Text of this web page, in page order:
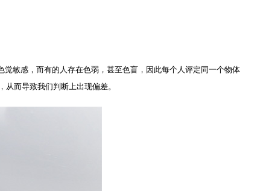
敏感，而有的人存在色弱，甚至色盲，因此每个人评定同一个物体
而导致我们判断上出现偏差。